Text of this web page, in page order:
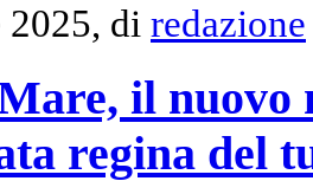
2025, di redazione
il nuovo
regina del